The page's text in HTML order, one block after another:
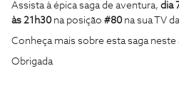
Assista à épica saga de aventura, dia
às 21h30 na posição #80 na sua TV
Conheça mais sobre esta saga neste
Obrigada